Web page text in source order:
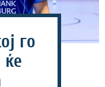
го